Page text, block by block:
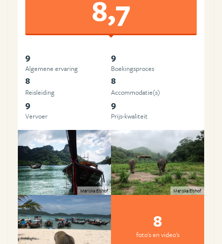
8,7
9
Algemene ervaring
9
Boekingsproces
8
Reisleiding
8
Accommodatie(s)
9
Vervoer
9
Prijs-kwaliteit
Mariska Elshof Mariska Elshof
8
foto's en video's